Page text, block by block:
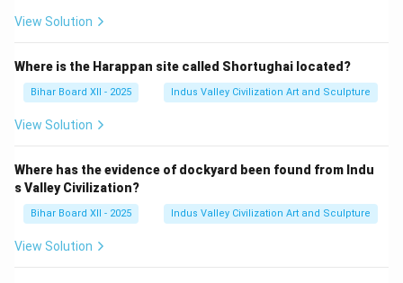
View Solution
Where is the Harappan site called Shortughai located?
Bihar Board XII - 2025 Indus Valley Civilization Art and Sculpture
View Solution
Where has the evidence of dockyard been found from Indu
s Valley Civilization?
Bihar Board XII - 2025 Indus Valley Civilization Art and Sculpture
View Solution